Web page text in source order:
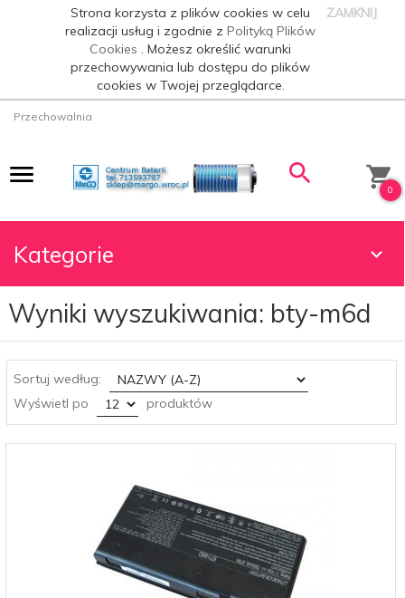
Strona korzysta z plików cookies w celu
realizacji usług i zgodnie zPolityką Plików
Cookies. Możesz określić warunki
przechowywania lub dostępu do plików
cookies w Twojej przeglądarce.
ZAMKNIJ
Przechowalnia
0
Kategorie
Wyniki wyszukiwania: bty-m6d
Sortuj według:
sort
Wyświetl po
pop produktów